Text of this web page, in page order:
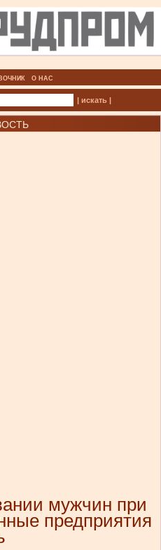
О НАС
| искать |
мужчин при
предприятия